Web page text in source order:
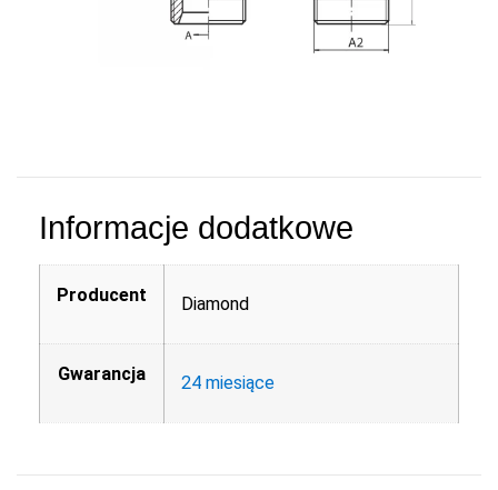
Informacje dodatkowe
Producent Diamond
Gwarancja 24 miesiące